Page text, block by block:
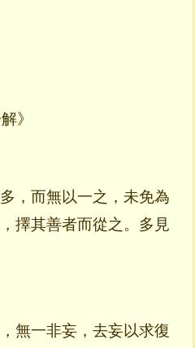
》
，而無以一之，未免為
擇其善者而從之。多見
無一非妄，去妄以求復